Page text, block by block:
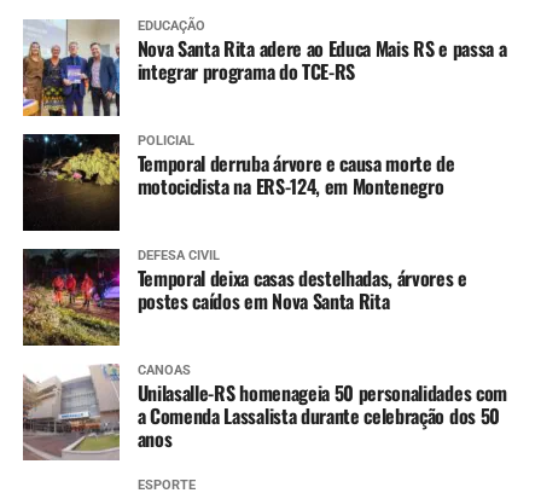
EDUCAÇÃO
Nova Santa Rita adere ao Educa Mais RS e passa a
integrar programa do TCE-RS
POLICIAL
Temporal derruba árvore e causa morte de
motociclista na ERS-124, em Montenegro
DEFESA CIVIL
Temporal deixa casas destelhadas, árvores e
postes caídos em Nova Santa Rita
CANOAS
Unilasalle-RS homenageia 50 personalidades com
a Comenda Lassalista durante celebração dos 50
anos
ESPORTE